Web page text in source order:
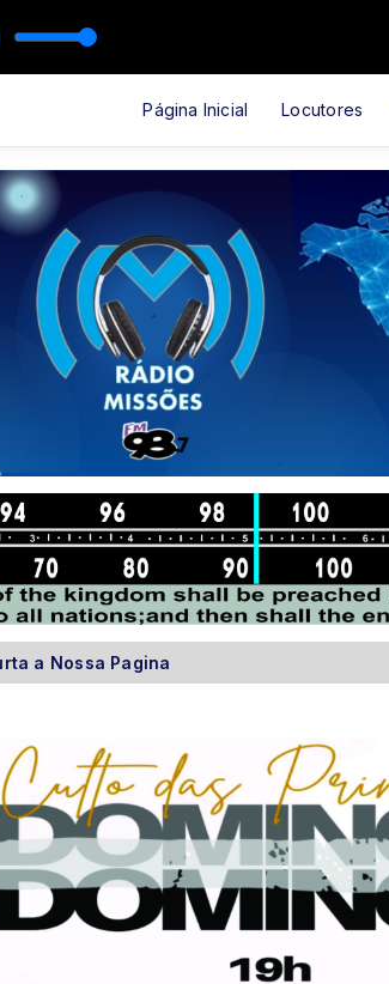
CONFIANÇA - 06-01-2017
Página Inicial Locutores
a Nossa Pagina